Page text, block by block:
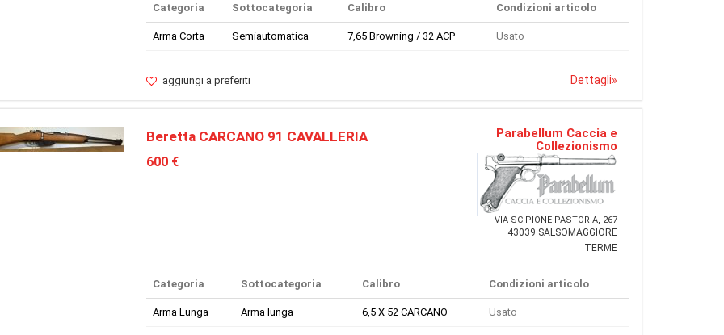
Categoria Sottocategoria Calibro Condizioni articolo
Arma Corta Semiautomatica 7,65 Browning / 32 ACP Usato
aggiungi a preferiti Dettagli»
Beretta CARCANO 91 CAVALLERIA
600 €
Parabellum Caccia e
Collezionismo
VIA SCIPIONE PASTORIA, 267
43039 SALSOMAGGIORE
TERME
Categoria Sottocategoria Calibro Condizioni articolo
Arma Lunga Arma lunga 6,5 X 52 CARCANO Usato